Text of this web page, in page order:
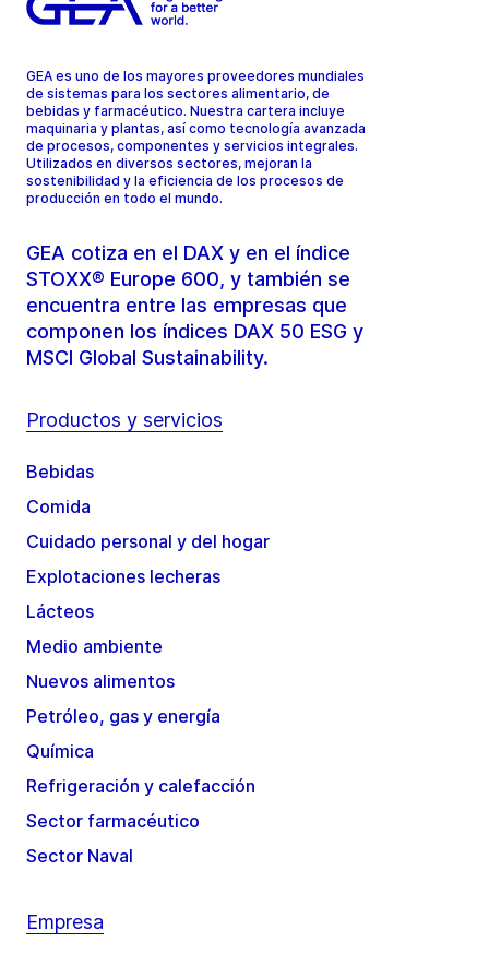
GEA es uno de los mayores proveedores mundiales
de sistemas para los sectores alimentario, de
bebidas y farmacéutico. Nuestra cartera incluye
maquinaria y plantas, así como tecnología avanzada
de procesos, componentes y servicios integrales.
Utilizados en diversos sectores, mejoran la
sostenibilidad y la eficiencia de los procesos de
producción en todo el mundo.
GEA cotiza en el DAX y en el índice
STOXX® Europe 600, y también se
encuentra entre las empresas que
componen los índices DAX 50 ESG y
MSCI Global Sustainability.
Productos y servicios
Bebidas
Comida
Cuidado personal y del hogar
Explotaciones lecheras
Lácteos
Medio ambiente
Nuevos alimentos
Petróleo, gas y energía
Química
Refrigeración y calefacción
Sector farmacéutico
Sector Naval
Empresa